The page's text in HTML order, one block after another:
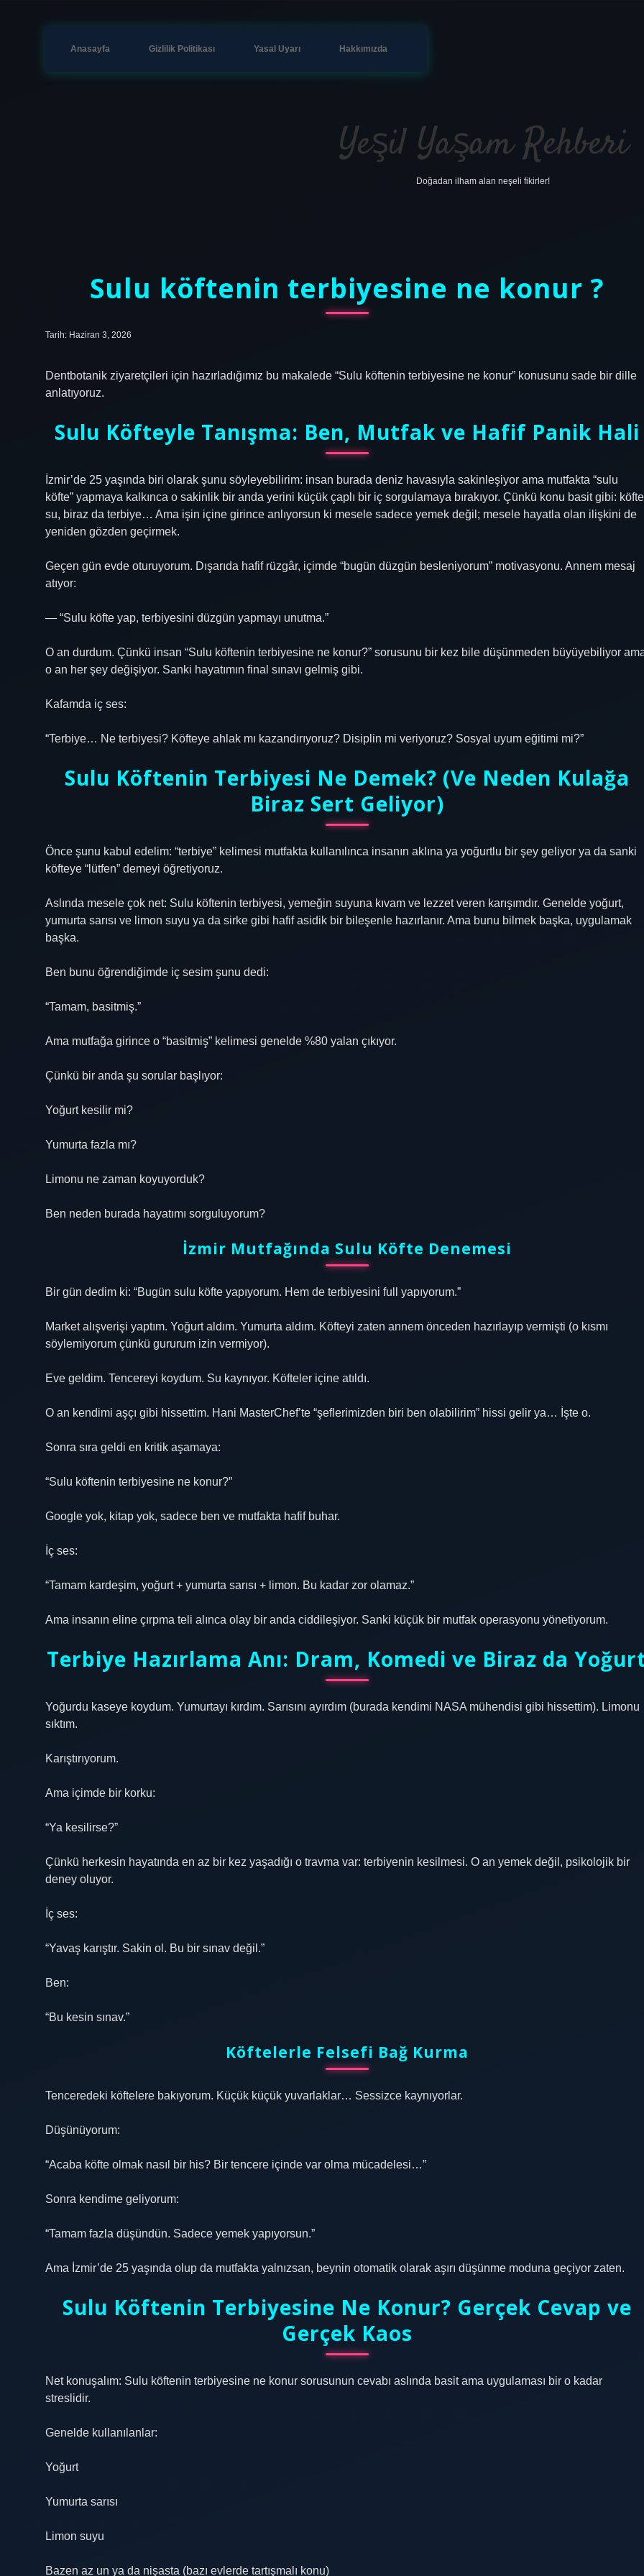
Anasayfa Gizlilik Politikası Yasal Uyarı Hakkımızda
Yeşil Yaşam Rehberi
Doğadan ilham alan neşeli fikirler!
Sulu köftenin terbiyesine ne konur ?
Tarih: Haziran 3, 2026
Dentbotanik ziyaretçileri için hazırladığımız bu makalede “Sulu köftenin terbiyesine ne konur” konusunu sade bir dille
anlatıyoruz.
Sulu Köfteyle Tanışma: Ben, Mutfak ve Hafif Panik Hali
İzmir’de 25 yaşında biri olarak şunu söyleyebilirim: insan burada deniz havasıyla sakinleşiyor ama mutfakta “sulu
köfte” yapmaya kalkınca o sakinlik bir anda yerini küçük çaplı bir iç sorgulamaya bırakıyor. Çünkü konu basit gibi:
su, biraz da terbiye… Ama işin içine girince anlıyorsun ki mesele sadece yemek değil; mesele hayatla olan ilişkini de
yeniden gözden geçirmek.
Geçen gün evde oturuyorum. Dışarıda hafif rüzgâr, içimde “bugün düzgün besleniyorum” motivasyonu. Annem mesaj
atıyor:
— “Sulu köfte yap, terbiyesini düzgün yapmayı unutma.”
O an durdum. Çünkü insan “Sulu köftenin terbiyesine ne konur?” sorusunu bir kez bile düşünmeden büyüyebiliyor
o an her şey değişiyor. Sanki hayatımın final sınavı gelmiş gibi.
Kafamda iç ses:
“Terbiye… Ne terbiyesi? Köfteye ahlak mı kazandırıyoruz? Disiplin mi veriyoruz? Sosyal uyum eğitimi mi?”
Sulu Köftenin Terbiyesi Ne Demek? (Ve Neden Kulağa
Biraz Sert Geliyor)
Önce şunu kabul edelim: “terbiye” kelimesi mutfakta kullanılınca insanın aklına ya yoğurtlu bir şey geliyor ya da sanki
köfteye “lütfen” demeyi öğretiyoruz.
Aslında mesele çok net: Sulu köftenin terbiyesi, yemeğin suyuna kıvam ve lezzet veren karışımdır. Genelde yoğurt,
yumurta sarısı ve limon suyu ya da sirke gibi hafif asidik bir bileşenle hazırlanır. Ama bunu bilmek başka, uygulamak
başka.
Ben bunu öğrendiğimde iç sesim şunu dedi:
“Tamam, basitmiş.”
Ama mutfağa girince o “basitmiş” kelimesi genelde %80 yalan çıkıyor.
Çünkü bir anda şu sorular başlıyor:
Yoğurt kesilir mi?
Yumurta fazla mı?
Limonu ne zaman koyuyorduk?
Ben neden burada hayatımı sorguluyorum?
İzmir Mutfağında Sulu Köfte Denemesi
Bir gün dedim ki: “Bugün sulu köfte yapıyorum. Hem de terbiyesini full yapıyorum.”
Market alışverişi yaptım. Yoğurt aldım. Yumurta aldım. Köfteyi zaten annem önceden hazırlayıp vermişti (o kısmı
söylemiyorum çünkü gururum izin vermiyor).
Eve geldim. Tencereyi koydum. Su kaynıyor. Köfteler içine atıldı.
O an kendimi aşçı gibi hissettim. Hani MasterChef’te “şeflerimizden biri ben olabilirim” hissi gelir ya… İşte o.
Sonra sıra geldi en kritik aşamaya:
“Sulu köftenin terbiyesine ne konur?”
Google yok, kitap yok, sadece ben ve mutfakta hafif buhar.
İç ses:
“Tamam kardeşim, yoğurt + yumurta sarısı + limon. Bu kadar zor olamaz.”
Ama insanın eline çırpma teli alınca olay bir anda ciddileşiyor. Sanki küçük bir mutfak operasyonu yönetiyorum.
Terbiye Hazırlama Anı: Dram, Komedi ve Biraz da
Yoğurdu kaseye koydum. Yumurtayı kırdım. Sarısını ayırdım (burada kendimi NASA mühendisi gibi hissettim). Limonu
sıktım.
Karıştırıyorum.
Ama içimde bir korku:
“Ya kesilirse?”
Çünkü herkesin hayatında en az bir kez yaşadığı o travma var: terbiyenin kesilmesi. O an yemek değil, psikolojik bir
deney oluyor.
İç ses:
“Yavaş karıştır. Sakin ol. Bu bir sınav değil.”
Ben:
“Bu kesin sınav.”
Köftelerle Felsefi Bağ Kurma
Tenceredeki köftelere bakıyorum. Küçük küçük yuvarlaklar… Sessizce kaynıyorlar.
Düşünüyorum:
“Acaba köfte olmak nasıl bir his? Bir tencere içinde var olma mücadelesi…”
Sonra kendime geliyorum:
“Tamam fazla düşündün. Sadece yemek yapıyorsun.”
Ama İzmir’de 25 yaşında olup da mutfakta yalnızsan, beynin otomatik olarak aşırı düşünme moduna geçiyor zaten.
Sulu Köftenin Terbiyesine Ne Konur? Gerçek Cevap ve
Gerçek Kaos
Net konuşalım: Sulu köftenin terbiyesine ne konur sorusunun cevabı aslında basit ama uygulaması bir o kadar
streslidir.
Genelde kullanılanlar:
Yoğurt
Yumurta sarısı
Limon suyu
Bazen az un ya da nişasta (bazı evlerde tartışmalı konu)